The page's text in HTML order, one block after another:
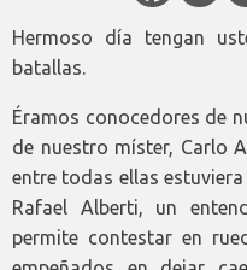
Hermoso día tengan
batallas.
Éramos conocedores de
de nuestro míster, Carlo
entre todas ellas
Rafael Alberti, un
permite contestar en